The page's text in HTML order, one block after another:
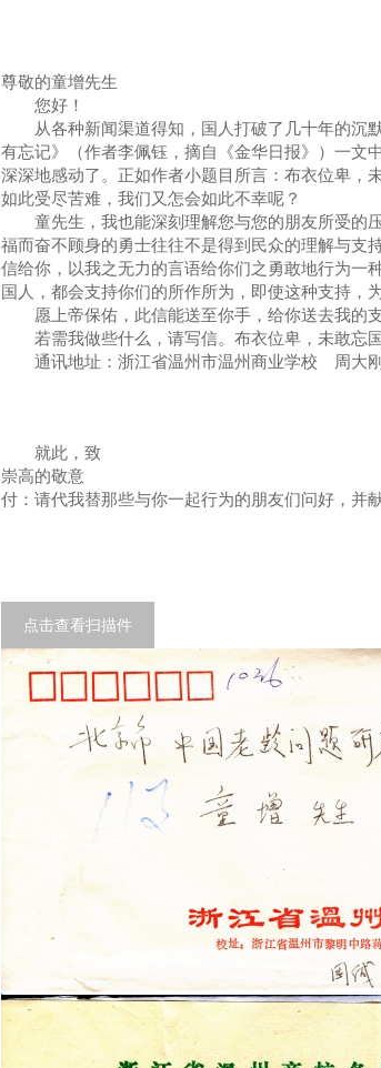
尊敬的童增先生
您好！
从各种新闻渠道得知，国人打破了几十年的沉默
有忘记》（作者李佩钰，摘自《金华日报》）一文
深深地感动了。正如作者小题目所言：布衣位卑，
如此受尽苦难，我们又怎会如此不幸呢？
童先生，我也能深刻理解您与您的朋友所受的
福而奋不顾身的勇士往往不是得到民众的理解与支
信给你，以我之无力的言语给你们之勇敢地行为一
国人，都会支持你们的所作所为，即使这种支持，
愿上帝保佑，此信能送至你手，给你送去我的支
若需我做些什么，请写信。布衣位卑，未敢忘国
通讯地址：浙江省温州市温州商业学校 周大
就此，致
崇高的敬意
付：请代我替那些与你一起行为的朋友们问好，并